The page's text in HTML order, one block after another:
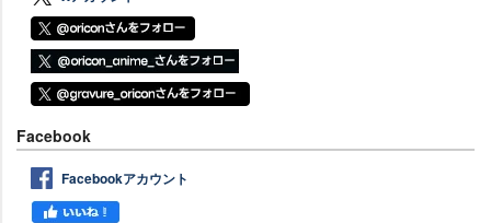
Facebook
Facebookアカウント